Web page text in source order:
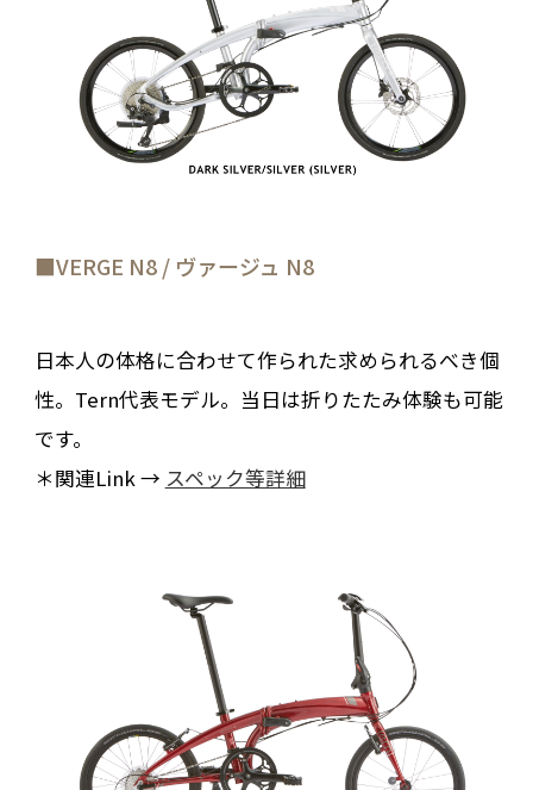
■VERGE N8 / ヴァージュ N8
日本人の体格に合わせて作られた求められるべき個
性。Tern代表モデル。当日は折りたたみ体験も可能
です。
＊関連Link → スペック等詳細